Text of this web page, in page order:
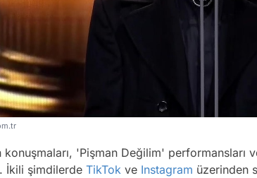
konuşmaları, 'Pişman Değilim' performansları
İkili şimdilerde TikTok ve Instagram üzerinden